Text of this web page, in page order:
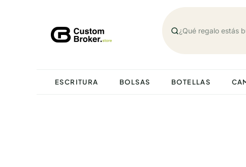
ESCRITURA BOLSAS BOTELLAS